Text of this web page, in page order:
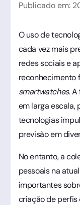
Publicado em:
O uso de
cada vez mais
redes sociais e
reconhecimento
smartwatches.
em larga escala,
tecnologias
previsão em
No entanto, a
pessoais na
importantes
criação de